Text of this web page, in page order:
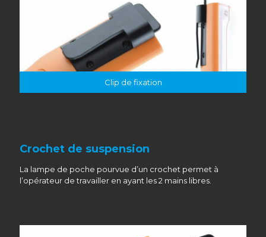
Clip de fixation
Crochet de suspension
La lampe de poche pourvue d’un crochet permet à
l’opérateur de travailler en ayant les 2 mains libres.